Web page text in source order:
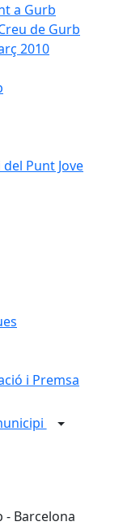
a Gurb
de Gurb
2010
Punt Jove
i Premsa
- Barcelona